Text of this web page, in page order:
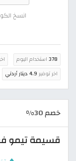
انسخ
378 استخدام اليوم
اخر توفير 4.9 دينار أردني
خصم 30%
قسيمة تيمو فعالة